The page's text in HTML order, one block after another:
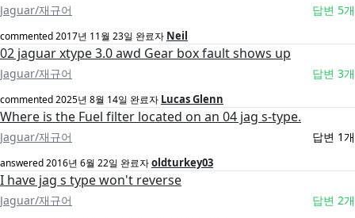
Jaguar/재규어 답변 5개
commented2017년 11월 23일 완료자 Neil
02 jaguar xtype 3.0 awd Gear box fault shows up
Jaguar/재규어 답변 3개
commented2025년 8월 14일 완료자 Lucas Glenn
Where is the Fuel filter located on an 04 jag s-type.
Jaguar/재규어 답변 1개
answered2016년 6월 22일 완료자oldturkey03
I have jag s type won't reverse
Jaguar/재규어 답변 2개